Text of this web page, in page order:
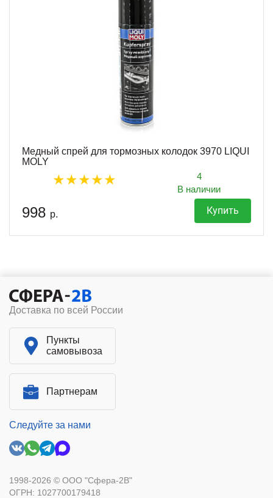
Медный спрей для тормозных колодок 3970 LIQUI
MOLY
4
В наличии
998 р. Купить
Доставка по всей России
Пункты
самовывоза
Партнерам
Следуйте за нами
1998-2026 © ООО "Сфера-2В"
ОГРН: 1027700179418